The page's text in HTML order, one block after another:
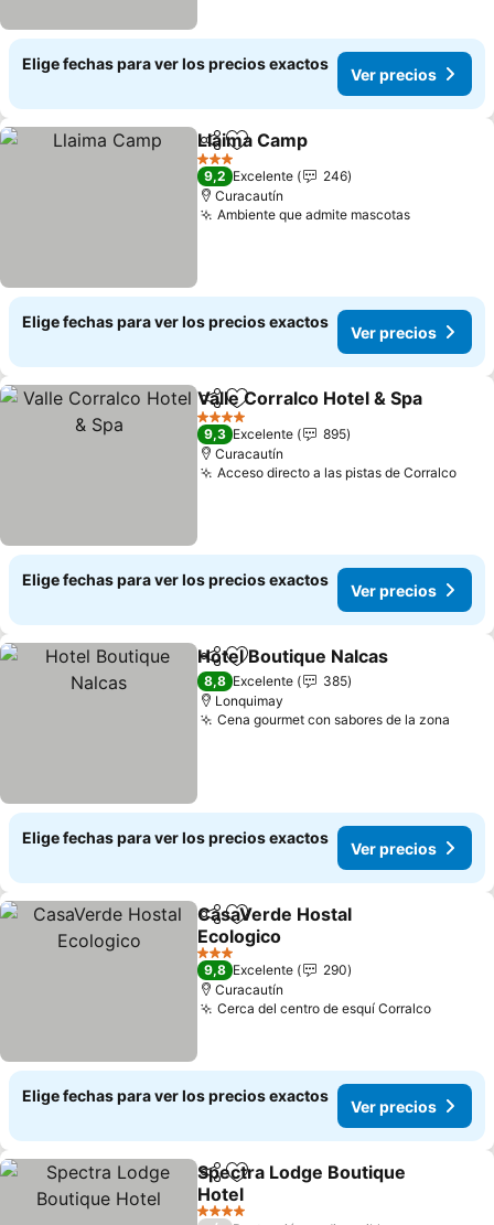
Elige fechas para ver los precios exactos
Ver precios
CompartirAgregar a favoritos
Llaima Camp
3 Estrellas
9,2 Excelente
246
Curacautín
Ambiente que admite mascotas
Elige fechas para ver los precios exactos
Ver precios
CompartirAgregar a favoritos
Valle Corralco Hotel & Spa
4 Estrellas
9,3 Excelente
895
Curacautín
Acceso directo a las pistas de Corralco
Elige fechas para ver los precios exactos
Ver precios
CompartirAgregar a favoritos
Hotel Boutique Nalcas
8,8 Excelente
385
Lonquimay
Cena gourmet con sabores de la zona
Elige fechas para ver los precios exactos
Ver precios
CompartirAgregar a favoritos
CasaVerde Hostal
Ecologico
3 Estrellas
9,8 Excelente
290
Curacautín
Cerca del centro de esquí Corralco
Elige fechas para ver los precios exactos
Ver precios
CompartirAgregar a favoritos
Spectra Lodge Boutique
Hotel
4 Estrellas